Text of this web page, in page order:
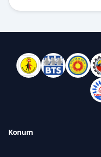
Konum